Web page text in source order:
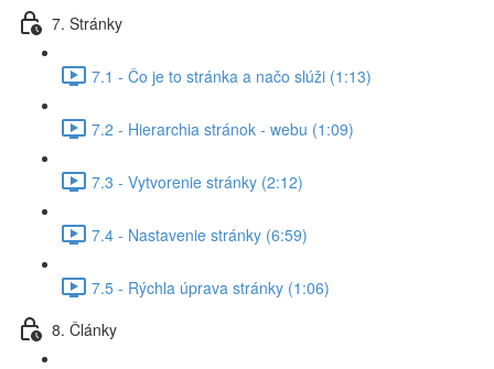
7. Stránky
7.1 - Čo je to stránka a načo slúži (1:13)
7.2 - Hierarchia stránok - webu (1:09)
7.3 - Vytvorenie stránky (2:12)
7.4 - Nastavenie stránky (6:59)
7.5 - Rýchla úprava stránky (1:06)
8. Články